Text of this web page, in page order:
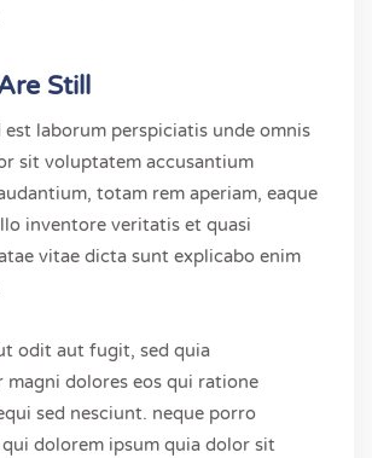
Still
laborum perspiciatis unde omnis
sit voluptatem accusantium
totam rem aperiam, eaque
inventore veritatis et quasi
vitae dicta sunt explicabo enim
odit aut fugit, sed quia
magni dolores eos qui ratione
sed nesciunt. neque porro
dolorem ipsum quia dolor sit